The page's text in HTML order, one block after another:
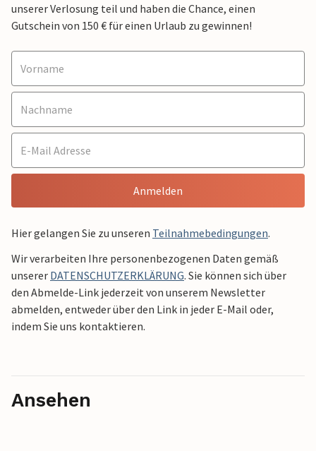
unserer Verlosung teil und haben die Chance, einen
Gutschein von 150 € für einen Urlaub zu gewinnen!
Anmelden
Hier gelangen Sie zu unseren Teilnahmebedingungen.
Wir verarbeiten Ihre personenbezogenen Daten gemäß
unserer DATENSCHUTZERKLÄRUNG. Sie können sich über
den Abmelde-Link jederzeit von unserem Newsletter
abmelden, entweder über den Link in jeder E-Mail oder,
indem Sie uns kontaktieren.
Ansehen